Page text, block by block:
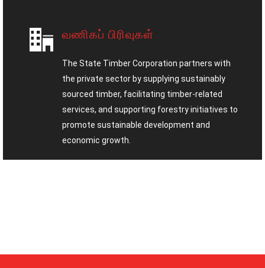
வணிகப் பிரிவுகள்
The State Timber Corporation partners with
the private sector by supplying sustainably
sourced timber, facilitating timber-related
services, and supporting forestry initiatives to
promote sustainable development and
economic growth.